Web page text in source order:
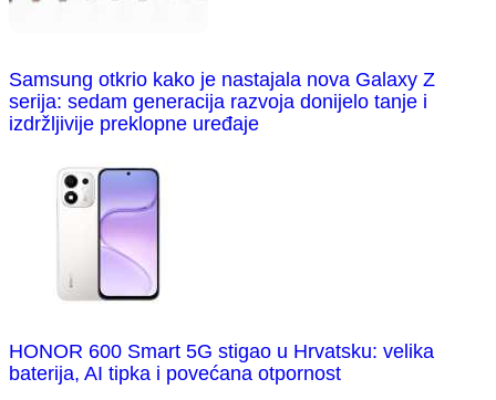
Samsung otkrio kako je nastajala nova Galaxy Z
serija: sedam generacija razvoja donijelo tanje i
izdržljivije preklopne uređaje
HONOR 600 Smart 5G stigao u Hrvatsku: velika
baterija, AI tipka i povećana otpornost